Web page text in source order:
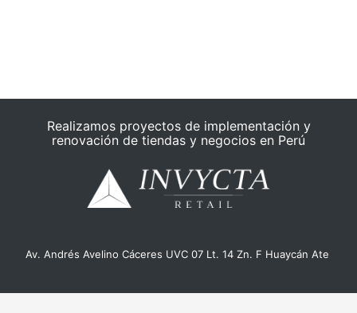
Realizamos proyectos de implementación y
renovación de tiendas y negocios en Perú
Av. Andrés Avelino Cáceres UVC 07 Lt. 14 Zn. F Huaycán Ate